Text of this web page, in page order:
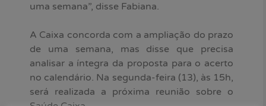
uma semana”, disse Fabiana.
A Caixa concorda com a ampliação do prazo
de uma semana, mas disse que precisa
analisar a íntegra da proposta para o acerto
no calendário. Na segunda-feira (13), às 15h,
será realizada a próxima reunião sobre o